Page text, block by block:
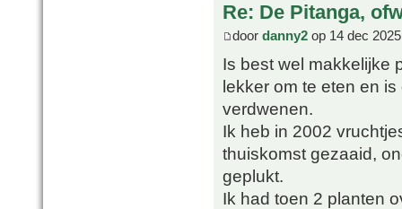
Re: De Pitanga,
door danny2 op 14 dec
Is best wel makkelijke
lekker om te eten en
verdwenen.
Ik heb in 2002
thuiskomst gezaaid,
geplukt.
Ik had toen 2 planten